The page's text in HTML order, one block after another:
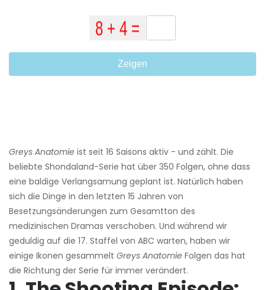
Zeigen
Greys Anatomie ist seit 16 Saisons aktiv - und zählt. Die
beliebte Shondaland-Serie hat über 350 Folgen, ohne dass
eine baldige Verlangsamung geplant ist. Natürlich haben
sich die Dinge in den letzten 15 Jahren von
Besetzungsänderungen zum Gesamtton des
medizinischen Dramas verschoben. Und während wir
geduldig auf die 17. Staffel von ABC warten, haben wir
einige Ikonen gesammelt Greys Anatomie Folgen das hat
die Richtung der Serie für immer verändert.